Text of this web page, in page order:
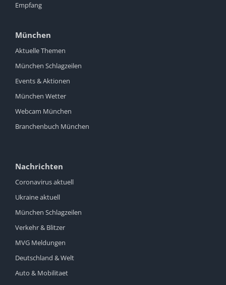
Empfang
München
Aktuelle Themen
München Schlagzeilen
Events & Aktionen
München Wetter
Webcam München
Branchenbuch München
Nachrichten
Coronavirus aktuell
Ukraine aktuell
München Schlagzeilen
Verkehr & Blitzer
MVG Meldungen
Deutschland & Welt
Auto & Mobilitaet